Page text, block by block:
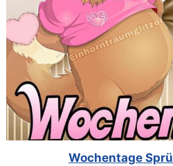
Wochentage